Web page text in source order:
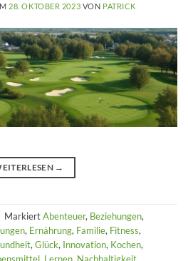
28. OKTOBER 2023 VON PATRICK
→
MarkiertAbenteuer, Beziehungen,
, Ernährung, Familie, Fitness,
,Glück, Innovation, Kochen,